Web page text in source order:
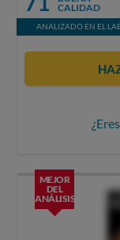
CALIDAD
ANALIZADO EN EL
MEJOR
DEL
ANÁLISIS